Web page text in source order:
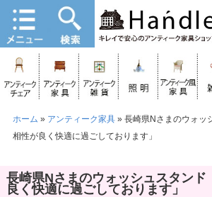
ホーム » アンティーク家具» 長崎県Nさまのウォッ
相性が良く快適に過ごしております」
長崎県Nさまのウォッシュスタンド
良く快適に過ごしております」